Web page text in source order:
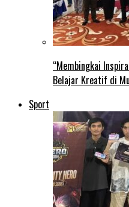
“Membingkai
Belajar Kreatif di
Sport